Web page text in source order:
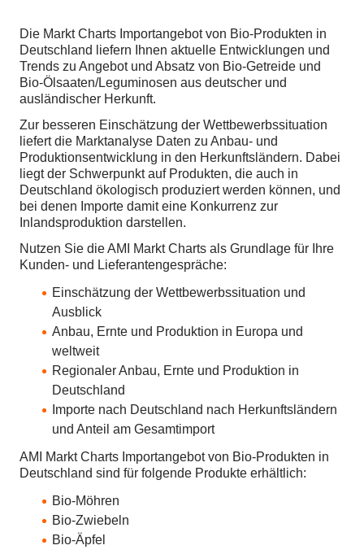
Die Markt Charts Importangebot von Bio-Produkten in
Deutschland liefern Ihnen aktuelle Entwicklungen und
Trends zu Angebot und Absatz von Bio-Getreide und
Bio-Ölsaaten/Leguminosen aus deutscher und
ausländischer Herkunft.
Zur besseren Einschätzung der Wettbewerbssituation
liefert die Marktanalyse Daten zu Anbau- und
Produktionsentwicklung in den Herkunftsländern. Dabei
liegt der Schwerpunkt auf Produkten, die auch in
Deutschland ökologisch produziert werden können, und
bei denen Importe damit eine Konkurrenz zur
Inlandsproduktion darstellen.
Nutzen Sie die AMI Markt Charts als Grundlage für Ihre
Kunden- und Lieferantengespräche:
Einschätzung der Wettbewerbssituation und
Ausblick
Anbau, Ernte und Produktion in Europa und
weltweit
Regionaler Anbau, Ernte und Produktion in
Deutschland
Importe nach Deutschland nach Herkunftsländern
und Anteil am Gesamtimport
AMI Markt Charts Importangebot von Bio-Produkten in
Deutschland sind für folgende Produkte erhältlich:
Bio-Möhren
Bio-Zwiebeln
Bio-Äpfel